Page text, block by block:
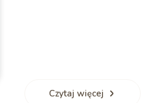
Czytaj więcej